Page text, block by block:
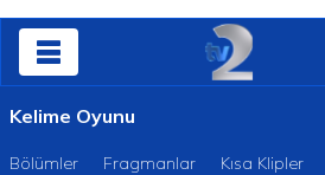
Kelime Oyunu
Bölümler Fragmanlar Kısa Klipler